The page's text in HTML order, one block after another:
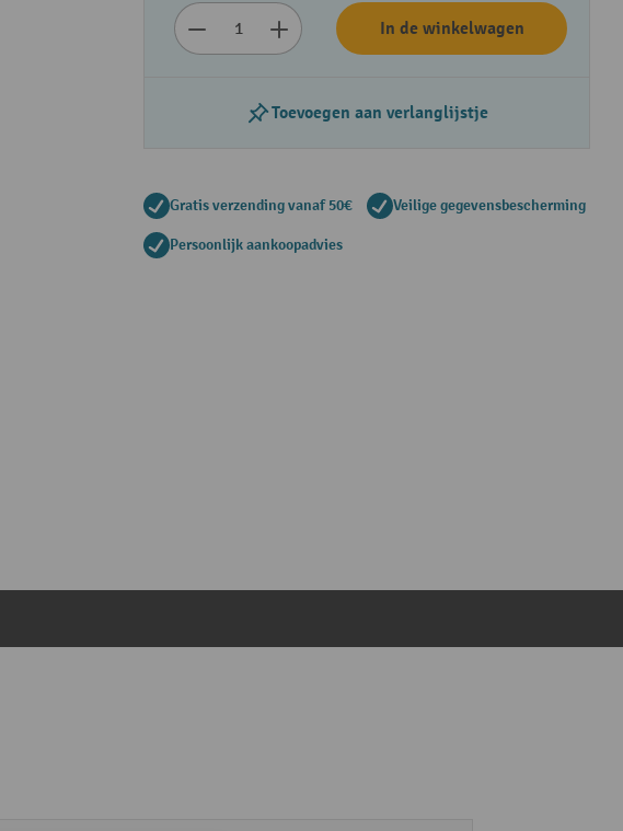
In de winkelwagen
Toevoegen aan verlanglijstje
Gratis verzending vanaf 50€ Veilige gegevensbescherming
Persoonlijk aankoopadvies